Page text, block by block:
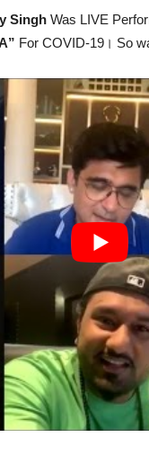
Singh Was LIVE
For COVID-19। So